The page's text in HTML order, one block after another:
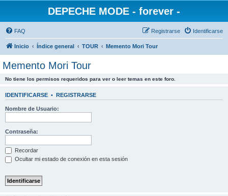
DEPECHE MODE - forever -
FAQ Identificarse
Registrarse
Inicio Índice general TOUR Memento Mori Tour
Memento Mori Tour
No tiene los permisos requeridos para ver o leer temas en este foro.
IDENTIFICARSE • REGISTRARSE
Nombre de Usuario:
Contraseña:
Recordar
Ocultar mi estado de conexión en esta sesión